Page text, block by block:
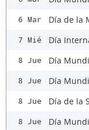
6 Mar Día de la
7 Mié Día
8 Jue Día
8 Jue Día
8 Jue Día de la
8 Jue Día